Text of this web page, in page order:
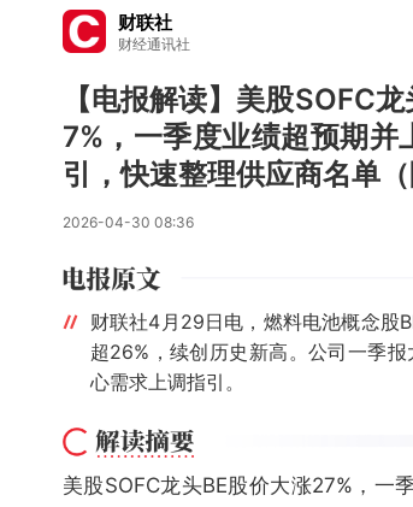
财联社
财经通讯社
【电报解读】美股SOFC
7%，一季度业绩超预期并
引，快速整理供应商名单（
2026-04-30 08:36
财联社4月29日电，燃料电池概念股
超26%，续创历史新高。公司一季
心需求上调指引。
美股SOFC龙头BE股价大涨27%，一